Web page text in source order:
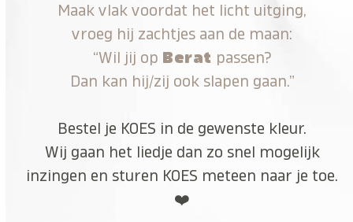
Maak vlak voordat het licht uitging,
vroeg hij zachtjes aan de maan:
“Wil jij op Berat passen?
Dan kan hij/zij ook slapen gaan.”
Bestel je KOES in de gewenste kleur.
Wij gaan het liedje dan zo snel mogelijk
inzingen en sturen KOES meteen naar je toe.
❤️